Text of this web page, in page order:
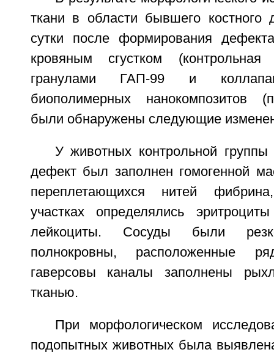
ткани в области бывшего костного
сутки после формирования
кровяным сгустком
гранулами ГАП-99 и
биополимерных нанокомпозитов
были обнаружены следующие
У животных контрольной группы
дефект был заполнен гомогенной
переплетающихся нитей
участках определялись
лейкоциты. Сосуды были
полнокровны, расположенные
гаверсовы каналы заполнены
тканью.
При морфологическом
подопытных животных была